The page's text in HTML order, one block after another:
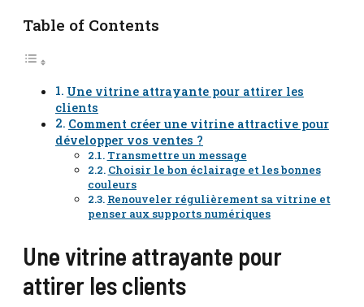
Table of Contents
Une vitrine attrayante pour attirer les
clients
Comment créer une vitrine attractive pour
développer vos ventes ?
Transmettre un message
Choisir le bon éclairage et les bonnes
couleurs
Renouveler régulièrement sa vitrine et
penser aux supports numériques
Une vitrine attrayante pour
attirer les clients